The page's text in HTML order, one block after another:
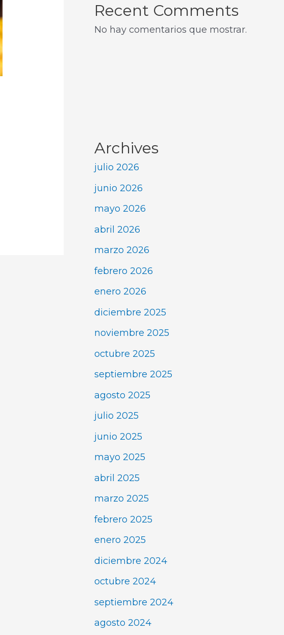
Recent Comments
No hay comentarios que mostrar.
Archives
julio 2026
junio 2026
mayo 2026
abril 2026
marzo 2026
febrero 2026
enero 2026
diciembre 2025
noviembre 2025
octubre 2025
septiembre 2025
agosto 2025
julio 2025
junio 2025
mayo 2025
abril 2025
marzo 2025
febrero 2025
enero 2025
diciembre 2024
octubre 2024
septiembre 2024
agosto 2024